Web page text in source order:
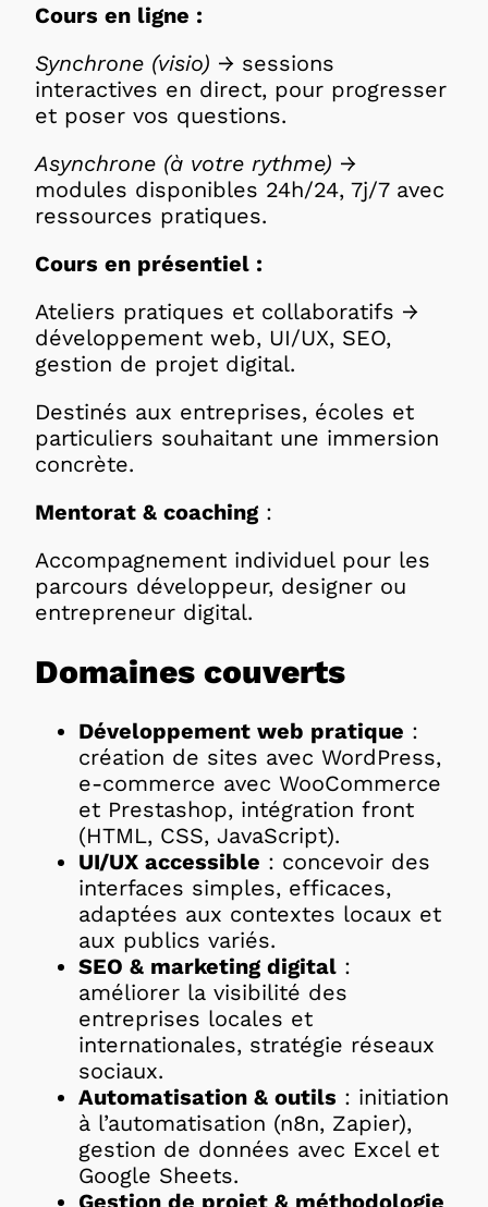
Cours en ligne :
Synchrone (visio) → sessions
interactives en direct, pour progresser
et poser vos questions.
Asynchrone (à votre rythme) →
modules disponibles 24h/24, 7j/7 avec
ressources pratiques.
Cours en présentiel :
Ateliers pratiques et collaboratifs →
développement web, UI/UX, SEO,
gestion de projet digital.
Destinés aux entreprises, écoles et
particuliers souhaitant une immersion
concrète.
Mentorat & coaching :
Accompagnement individuel pour les
parcours développeur, designer ou
entrepreneur digital.
Domaines couverts
Développement web pratique :
création de sites avec WordPress,
e-commerce avec WooCommerce
et Prestashop, intégration front
(HTML, CSS, JavaScript).
UI/UX accessible : concevoir des
interfaces simples, efficaces,
adaptées aux contextes locaux et
aux publics variés.
SEO & marketing digital :
améliorer la visibilité des
entreprises locales et
internationales, stratégie réseaux
sociaux.
Automatisation & outils : initiation
à l’automatisation (n8n, Zapier),
gestion de données avec Excel et
Google Sheets.
Gestion de projet & méthodologie